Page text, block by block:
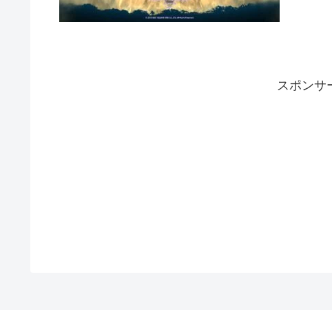
スポンサ